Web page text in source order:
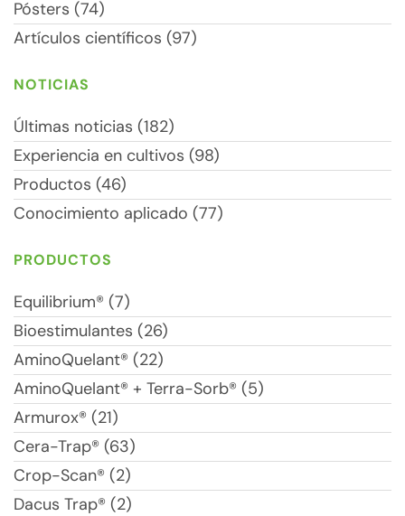
Pósters (74)
Artículos científicos (97)
NOTICIAS
Últimas noticias (182)
Experiencia en cultivos (98)
Productos (46)
Conocimiento aplicado (77)
PRODUCTOS
Equilibrium® (7)
Bioestimulantes (26)
AminoQuelant® (22)
AminoQuelant® + Terra-Sorb® (5)
Armurox® (21)
Cera-Trap® (63)
Crop-Scan® (2)
Dacus Trap® (2)